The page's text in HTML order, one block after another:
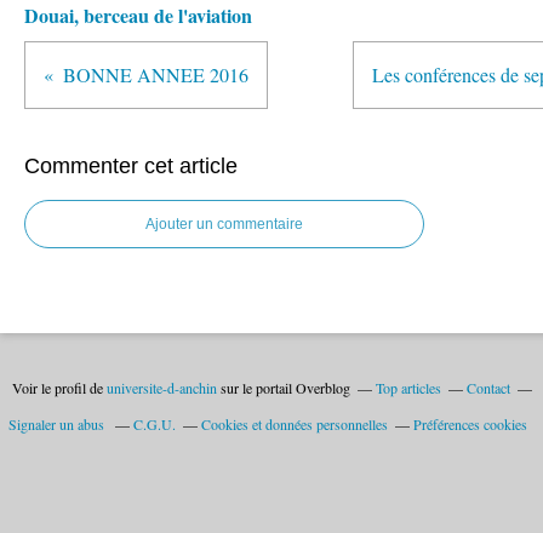
Douai, berceau de l'aviation
BONNE ANNEE 2016 Les conférences de
Commenter cet article
Ajouter un commentaire
Voir le profil deuniversite-d-anchin sur le portail Overblog Top articles
Contact
Signaler un abus
C.G.U. Cookies et données personnelles Préférences cookies